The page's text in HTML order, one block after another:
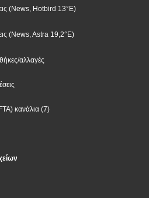
(News, Hotbird 13°E)
(News, Astra 19,2°E)
αλλαγές
κανάλια (7)